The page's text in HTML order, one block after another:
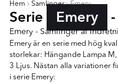
Hem Samlinger Emery
Serie Emery
Emery - Samlinger af
Emery är en serie med hög
storlekar: Hängande Lampa
3 Ljus. Nästan alla variationer
i serie Emery: